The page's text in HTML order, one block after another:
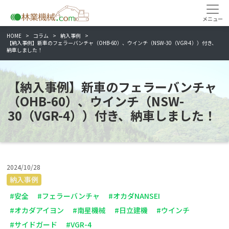
HOME コラム
納入事例
【納入事例】新車のフェラーバンチャ（OHB-60）、ウインチ（NSW-30（VGR-4））付き、
納車しました！
【納入事例】新車のフェラーバンチャ
（OHB-60）、ウインチ（NSW-
30（VGR-4））付き、納車しました！
2024/10/28
納入事例
#安全
#フェラーバンチャ
#オカダNANSEI
#オカダアイヨン
#南星機械 #日立建機
#ウインチ
#サイドガード
#VGR-4